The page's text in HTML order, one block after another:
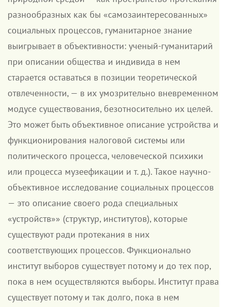
разнообразных как бы «самозаинтересованных»
социальных процессов, гуманитарное знание
выигрывает в объективности: ученый-гуманитарий
при описании общества и индивида в нем
старается оставаться в позиции теоретической
отвлеченности, — в их умозрительно вневременном
модусе существования, безотносительно их целей.
Это может быть объективное описание устройства и
функционирования налоговой системы или
политического процесса, человеческой психики
или процесса музеефикации и т. д.). Такое научно-
объективное исследование социальных процессов
— это описание своего рода специальных
«устройств»» (структур, институтов), которые
существуют ради протекания в них
соответствующих процессов. Функционально
институт выборов существует потому и до тех пор,
пока в нем осуществляются выборы. Институт права
существует потому и так долго, пока в нем